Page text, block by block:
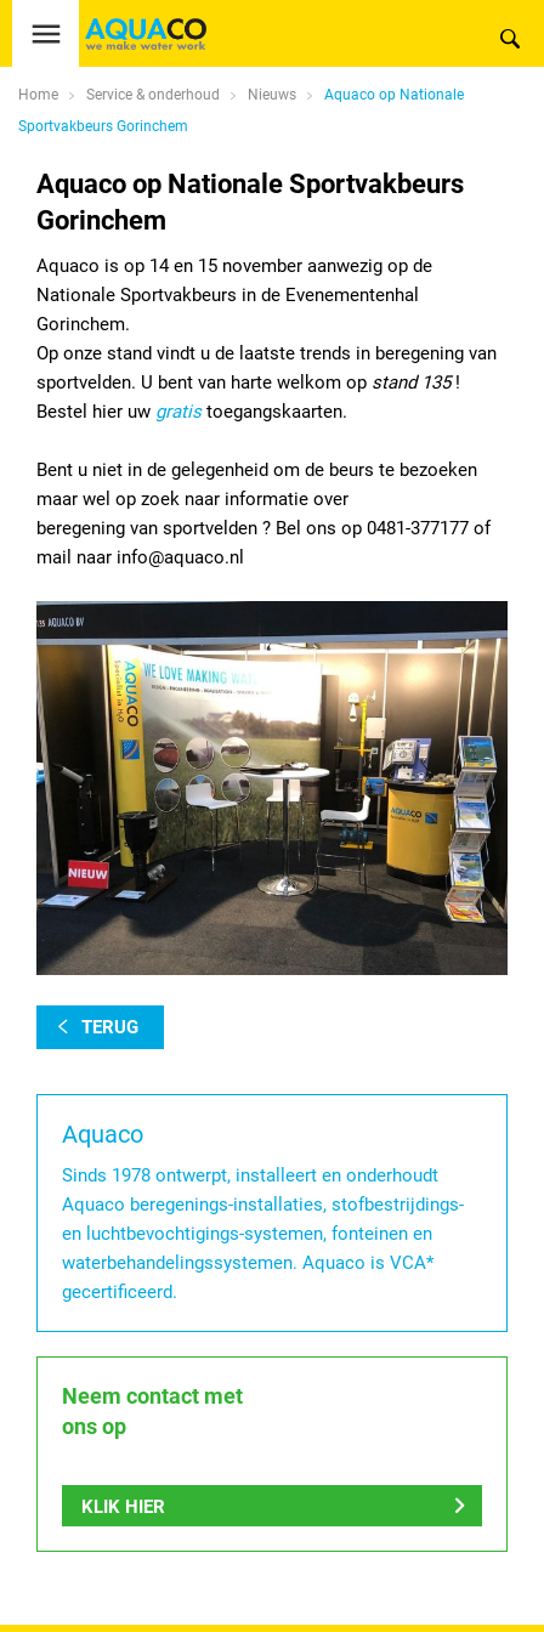
Home Service & onderhoud Nieuws
Aquaco op Nationale
Sportvakbeurs Gorinchem
Aquaco op Nationale Sportvakbeurs
Gorinchem
Aquaco is op 14 en 15 november aanwezig op de
Nationale Sportvakbeurs in de Evenementenhal
Gorinchem.
Op onze stand vindt u de laatste trends in beregening van
sportvelden. U bent van harte welkom op stand 135!
Bestel hier uw gratistoegangskaarten.
Bent u niet in de gelegenheid om de beurs te bezoeken
maar wel op zoek naar informatie over
beregening van sportvelden ? Bel ons op 0481-377177 of
mail naar info@aquaco.nl
TERUG
Aquaco
Sinds 1978 ontwerpt, installeert en onderhoudt
Aquaco beregenings-installaties, stofbestrijdings-
en luchtbevochtigings-systemen, fonteinen en
waterbehandelingssystemen. Aquaco is VCA*
gecertificeerd.
Neem contact met
ons op
KLIK HIER